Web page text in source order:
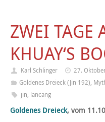
ZWEI TAGE
KHUAY‘S
Karl Schlinger
27.
Goldenes Dreieck (Jin 192),
jin, lancang
Goldenes Dreieck, vom